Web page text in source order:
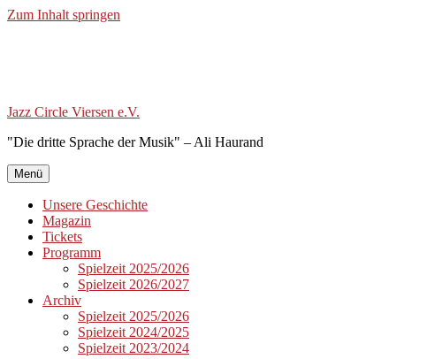
Zum Inhalt springen
Jazz Circle Viersen e.V.
"Die dritte Sprache der Musik" – Ali Haurand
Menü
Unsere Geschichte
Magazin
Tickets
Programm
Spielzeit 2025/2026
Spielzeit 2026/2027
Archiv
Spielzeit 2025/2026
Spielzeit 2024/2025
Spielzeit 2023/2024